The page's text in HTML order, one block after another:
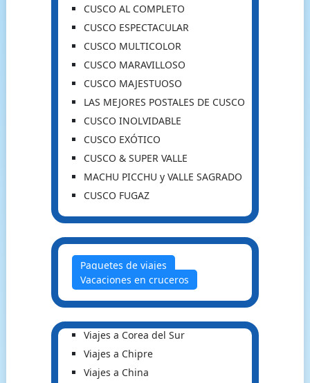
CUSCO AL COMPLETO
CUSCO ESPECTACULAR
CUSCO MULTICOLOR
CUSCO MARAVILLOSO
CUSCO MAJESTUOSO
LAS MEJORES POSTALES DE CUSCO
CUSCO INOLVIDABLE
CUSCO EXÓTICO
CUSCO & SUPER VALLE
MACHU PICCHU y VALLE SAGRADO
CUSCO FUGAZ
Paquetes de viajes
Vacaciones en cruceros
Viajes a Corea del Sur
Viajes a Chipre
Viajes a China